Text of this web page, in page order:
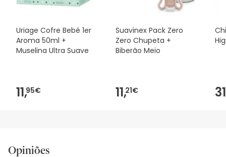
Uriage Cofre Bebé 1er
Aroma 50ml +
Muselina Ultra Suave
11,95€
Suavinex Pack Zero
Zero Chupeta +
Biberão Meio
11,21€
Opiniões